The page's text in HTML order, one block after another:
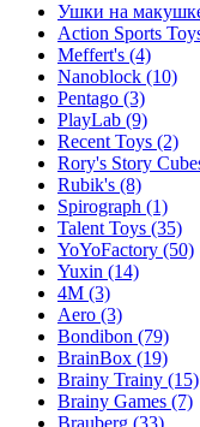
Ушки на
Action Sports
Meffert's (4)
Nanoblock (10)
Pentago (3)
PlayLab (9)
Recent Toys (2)
Rory's Story
Rubik's (8)
Spirograph (1)
Talent Toys (35)
YoYoFactory (50)
Yuxin (14)
4M (3)
Aero (3)
Bondibon (79)
BrainBox (19)
Brainy Trainy (15)
Brainy Games (7)
Brauberg (33)